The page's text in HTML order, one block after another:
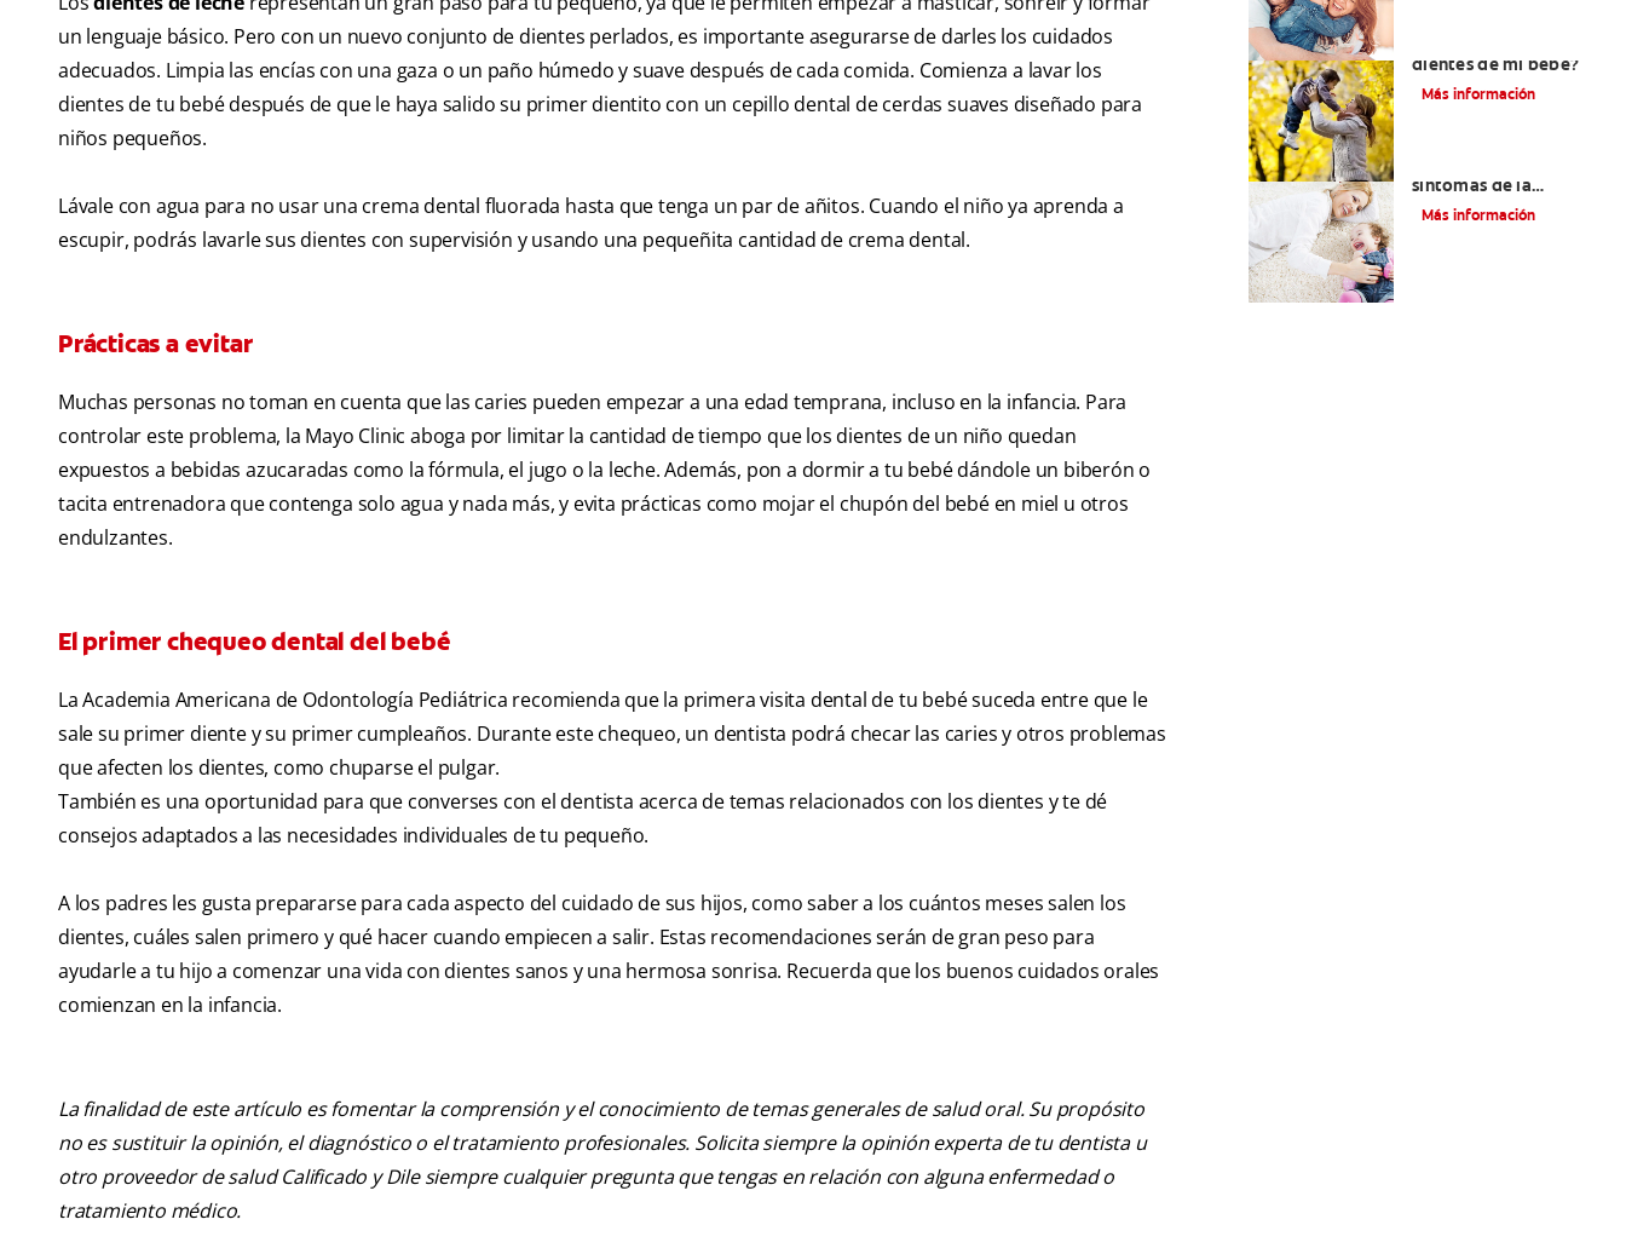
un lenguaje básico. Pero con un nuevo conjunto de dientes perlados, es importante asegurarse de darles los cuidados
adecuados. Limpia las encías con una gaza o un paño húmedo y suave después de cada comida. Comienza a lavar los
dientes de tu bebé después de que le haya salido su primer dientito con un cepillo dental de cerdas suaves diseñado para
niños pequeños.
Lávale con agua para no usar una crema dental fluorada hasta que tenga un par de añitos. Cuando el niño ya aprenda a
escupir, podrás lavarle sus dientes con supervisión y usando una pequeñita cantidad de crema dental.
Prácticas a evitar
Muchas personas no toman en cuenta que las caries pueden empezar a una edad temprana, incluso en la infancia. Para
controlar este problema, la Mayo Clinic aboga por limitar la cantidad de tiempo que los dientes de un niño quedan
expuestos a bebidas azucaradas como la fórmula, el jugo o la leche. Además, pon a dormir a tu bebé dándole un biberón o
tacita entrenadora que contenga solo agua y nada más, y evita prácticas como mojar el chupón del bebé en miel u otros
endulzantes.
El primer chequeo dental del bebé
La Academia Americana de Odontología Pediátrica recomienda que la primera visita dental de tu bebé suceda entre que le
sale su primer diente y su primer cumpleaños. Durante este chequeo, un dentista podrá checar las caries y otros problemas
que afecten los dientes, como chuparse el pulgar.
También es una oportunidad para que converses con el dentista acerca de temas relacionados con los dientes y te dé
consejos adaptados a las necesidades individuales de tu pequeño.
A los padres les gusta prepararse para cada aspecto del cuidado de sus hijos, como saber a los cuántos meses salen los
dientes, cuáles salen primero y qué hacer cuando empiecen a salir. Estas recomendaciones serán de gran peso para
ayudarle a tu hijo a comenzar una vida con dientes sanos y una hermosa sonrisa. Recuerda que los buenos cuidados orales
comienzan en la infancia.
La finalidad de este artículo es fomentar la comprensión y el conocimiento de temas generales de salud oral. Su propósito
no es sustituir la opinión, el diagnóstico o el tratamiento profesionales. Solicita siempre la opinión experta de tu dentista u
otro proveedor de salud Calificado y Dile siempre cualquier pregunta que tengas en relación con alguna enfermedad o
tratamiento médico.
dientes de mi bebé?
Más información
síntomas de la
dentición
Más información